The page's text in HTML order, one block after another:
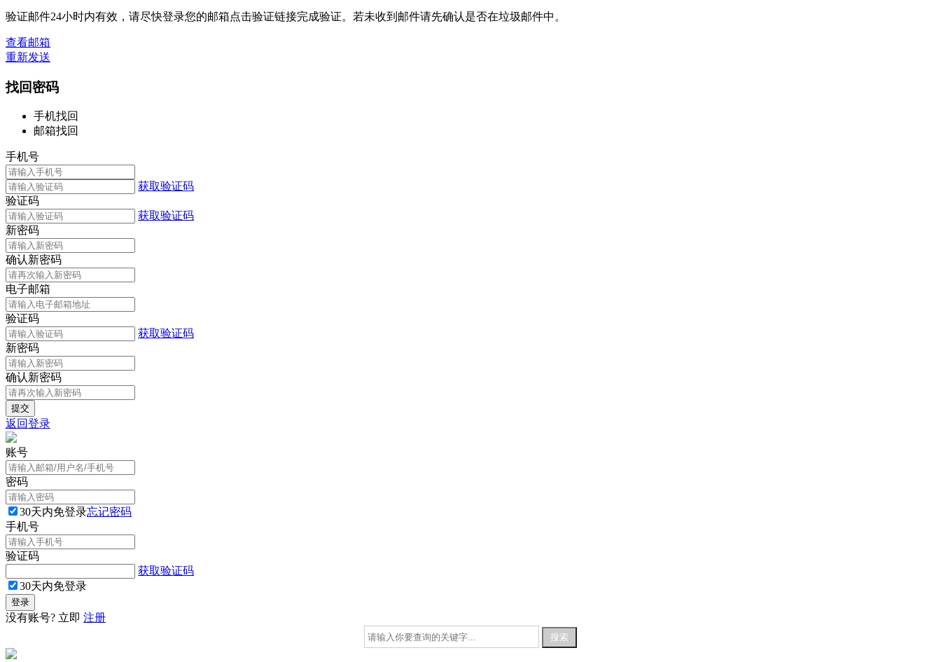
验证邮件24小时内有效，请尽快登录您的邮箱点击验证链接完成验证。若未收到邮件请先确认是否在垃圾邮件中。
查看邮箱
重新发送
找回密码
手机找回
邮箱找回
手机号
获取验证码
验证码
获取验证码
新密码
确认新密码
电子邮箱
验证码
获取验证码
新密码
确认新密码
返回登录
账号
密码
30天内免登录忘记密码
手机号
验证码
获取验证码
30天内免登录
没有账号? 立即 注册